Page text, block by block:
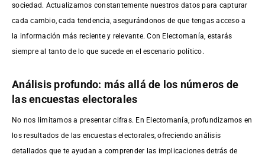
sociedad. Actualizamos constantemente nuestros datos para capturar
cada cambio, cada tendencia, asegurándonos de que tengas acceso a
la información más reciente y relevante. Con Electomanía, estarás
siempre al tanto de lo que sucede en el escenario político.
Análisis profundo: más allá de los números de
las encuestas electorales
No nos limitamos a presentar cifras. En Electomanía, profundizamos en
los resultados de las encuestas electorales, ofreciendo análisis
detallados que te ayudan a comprender las implicaciones detrás de